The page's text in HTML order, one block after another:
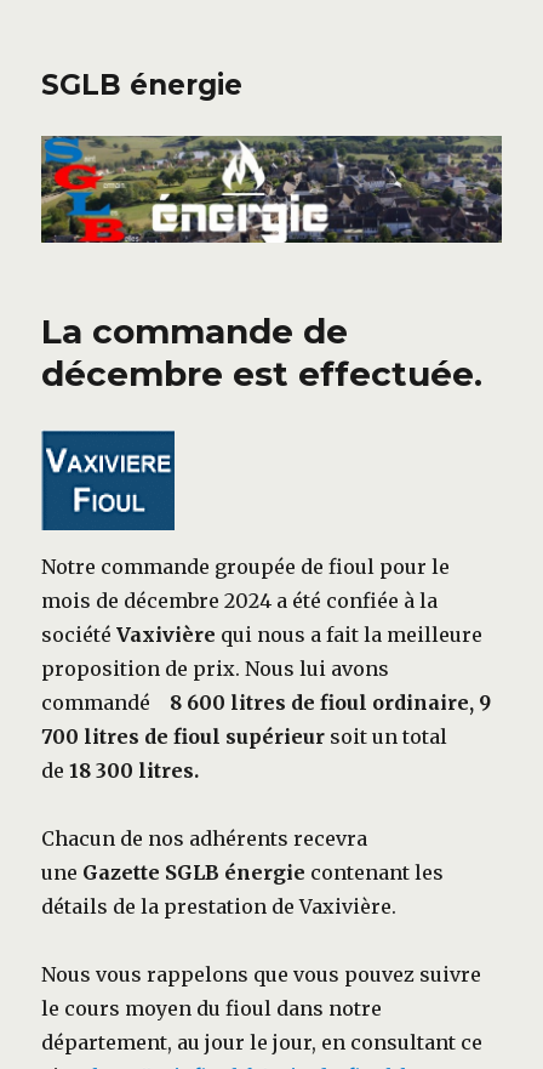
SGLB énergie
La commande de
décembre est effectuée.
Notre commande groupée de fioul pour le
mois de décembre 2024 a été confiée à la
sociétéVaxivière qui nous a fait la meilleure
proposition de prix. Nous lui avons
commandé 8 600 litres de fioul ordinaire, 9
700 litres de fioul supérieur soit un total
de 18 300 litres.
Chacun de nos adhérents recevra
une Gazette SGLB énergie contenant les
détails de la prestation de Vaxivière.
Nous vous rappelons que vous pouvez suivre
le cours moyen du fioul dans notre
département, au jour le jour, en consultant ce